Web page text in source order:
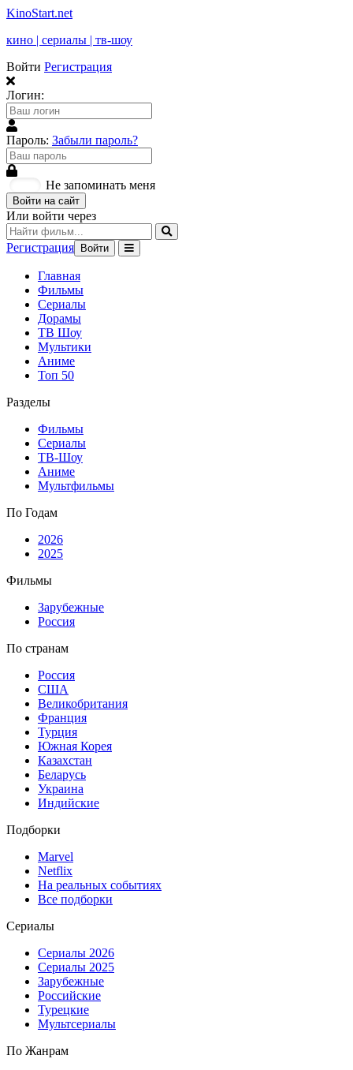
KinoStart.net
кино | сериалы | тв-шоу
Войти Регистрация
Логин:
Пароль: Забыли пароль?
Не запоминать меня
Войти на сайт
Или войти через
Регистрация Войти
Главная
Фильмы
Сериалы
Дорамы
ТВ Шоу
Мультики
Аниме
Топ 50
Разделы
Фильмы
Сериалы
ТВ-Шоу
Аниме
Мультфильмы
По Годам
2026
2025
Фильмы
Зарубежные
Россия
По странам
Россия
США
Великобритания
Франция
Турция
Южная Корея
Казахстан
Беларусь
Украина
Индийские
Подборки
Marvel
Netflix
На реальных событиях
Все подборки
Сериалы
Сериалы 2026
Сериалы 2025
Зарубежные
Российские
Турецкие
Мультсериалы
По Жанрам